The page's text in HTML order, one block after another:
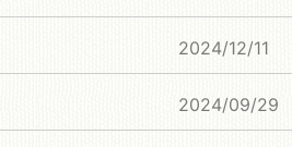
2024/12/11
2024/09/29